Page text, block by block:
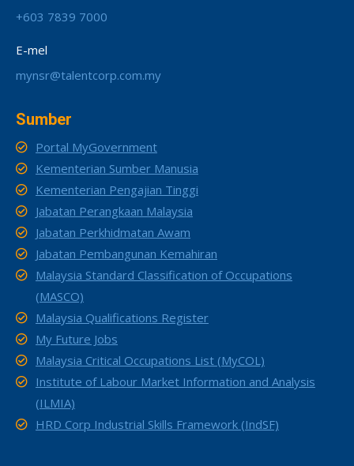
+603 7839 7000
E-mel
mynsr@talentcorp.com.my
Sumber
Portal MyGovernment
Kementerian Sumber Manusia
Kementerian Pengajian Tinggi
Jabatan Perangkaan Malaysia
Jabatan Perkhidmatan Awam
Jabatan Pembangunan Kemahiran
Malaysia Standard Classification of Occupations
(MASCO)
Malaysia Qualifications Register
My Future Jobs
Malaysia Critical Occupations List (MyCOL)
Institute of Labour Market Information and Analysis
(ILMIA)
HRD Corp Industrial Skills Framework (IndSF)